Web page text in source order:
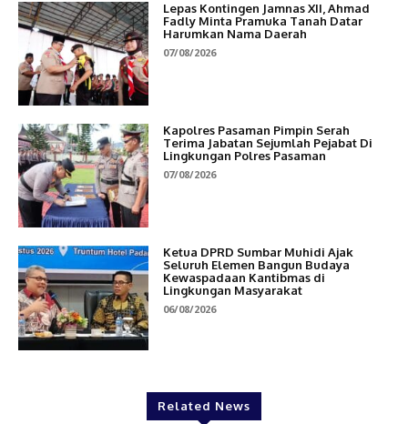
Lepas Kontingen Jamnas XII, Ahmad
Fadly Minta Pramuka Tanah Datar
Harumkan Nama Daerah
07/08/2026
Kapolres Pasaman Pimpin Serah
Terima Jabatan Sejumlah Pejabat Di
Lingkungan Polres Pasaman
07/08/2026
Ketua DPRD Sumbar Muhidi Ajak
Seluruh Elemen Bangun Budaya
Kewaspadaan Kantibmas di
Lingkungan Masyarakat
06/08/2026
Related News